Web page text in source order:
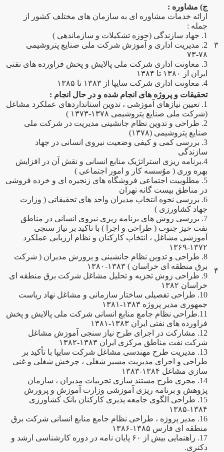
۳
ج) مشاوره :
ارائه خدمات مشاوره ای به سازمان های مختلف کشور از
جمله :
1. جهاد سازندگی (حوزه تشکیلات و سازماندهی )
2. مدیریت اداری و آموزش شرکت ملی صنایع پتروشیمی
۷۸-۷۳
3. معاونت اداری شرکت ملی پالایش و پخش فراورده های نفتی
ایران از ۱۳۸۰ تا ۱۳۸۴
4. معاونت اداری شرکت سایپا از ۱۳۸۳ تا ۱۳۸۵
۴
تحقیقات و پروژه های انجام شده و در حال انجام :
1. تعیین نیازهای آموزشی ، تدوین استانداردهای عملکرد مشاغل
(شرکت ملی صنایع پتروشیمی ۱۳۷۸-۱۳۷۳ )
2. طراحی و تدوین نظام جانشینی مدیریت در شرکت ملی
صنایع پتروشیمی (۱۳۷۸)
3. بررسی کمی و کیفی وضعیت نیروی انسانی در جهاد
سازندگی
4.برنامه ریزی استراتژیک منابع انسانی و نقش آن در افزایش
بهره وری ( موُسسه کار و امور اجتماعی )
5. مطلوبیت اجتماعی فروشگاه های زنجیره ای و خرده فروشی
در مناطق بیست گانه تهران
6. بررسی نحوه انتخاب مدیران واحد های تحقیقاتی ( وزارت
جهاد کشاورزی )
7. بررسی روش های برنامه ریزی نیروی انسانی در مناطق
نفت خیز جنوب ( طراحی و اجرا ) با تاکید بر نیاز سنجی
آموزشی مشاغل ، انتخاب کارکنان و نظام ارزیابی عملکرد
۱۳۷۲-۱۳۶۹
8. طراحی و تدوین نظام جانشینی و پرورش مدیران ( شرکت
برق منطقه ای خراسان ) ۱۳۸۳-۱۳۸۰
9. طراحی روش تجزیه و تحلیل مشاغل شرکت برق منطقه ای
خراسان ۱۳۸۲
10. طراحی تفصیلی ساختار سازمانی و مشاغل نهاد ریاست
جمهوری مدیر پروژه ۱۳۸۳-۱۳۸۱
11.طراحی نظام جامع منابع انسانی شرکت ملی پالایش و پخش
فراورده های نفتی ایران ۱۳۸۳-۱۳۸۱
12. مشارکت در اجرای طرح نیاز سنجی آموزش مشاغل
شرکت نفت مناطق مرکزی ایران ۱۳۸۳-۱۳۸۲
13. مدیریت طرح مهندسی مشاغل شرکت سایپا با تأکید بر
طراحی و اجرای مدیریت مسیر شغلی ، چرخش شغلی و غنی
سازی مشاغل ۱۳۸۴-۱۳۸۳
14. مجری طرح مستند سازی تجربیات مدیران ، سازمان
پزوهش و برنامه ریزی آموزشی وزارت آموزش و پرورش
15. طراحی الگوی جامعه پذیری کارکنان بانک کشاورزی
۱۳۸۴-۱۳۸۵
16. مدیر پروژه ، طراحی نظام جامع منابع انسانی شرکت برق
منطقه ای فارس ۱۳۸۵-۱۳۸۶
17. راهنمایی بیش از ۶۰ پایان نامه در دوره کارشناسی ارشد و
دکتری.